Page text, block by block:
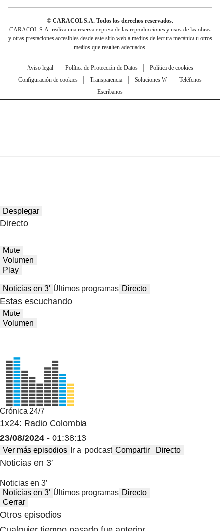
© CARACOL S.A. Todos los derechos reservados.
CARACOL S.A. realiza una reserva expresa de las reproducciones y usos de las obras
y otras prestaciones accesibles desde este sitio web a medios de lectura mecánica u otros
medios que resulten adecuados.
Aviso legal Política de Protección de Datos
Política de cookies
Configuración de cookies
Transparencia Soluciones W
Teléfonos
Escríbanos
Desplegar
Directo
Mute
Volumen
Play
Noticias en 3′ Últimos programas Directo
Estas escuchando
Mute
Volumen
Crónica 24/7
1x24: Radio Colombia
23/08/2024 - 01:38:13
Ver más episodios Ir al podcast Compartir Directo
Noticias en 3′
Noticias en 3′
Noticias en 3′ Últimos programas Directo
Cerrar
Otros episodios